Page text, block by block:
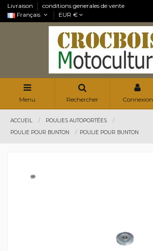
Livraison
conditions generales de vente
Français
EUR €
Menu Rechercher Connexion
ACCUEIL
POULIES AUTOPORTÉES
POULIE POUR BUNTON
POULIE POUR BUNTON